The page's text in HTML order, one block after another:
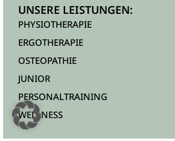
UNSERE LEISTUNGEN:
PHYSIOTHERAPIE
ERGOTHERAPIE
OSTEOPATHIE
JUNIOR
PERSONALTRAINING
WELLNESS